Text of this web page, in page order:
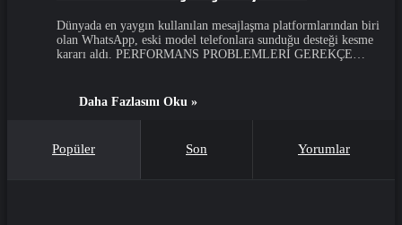
Dünyada en yaygın kullanılan mesajlaşma platformlarından biri
olan WhatsApp, eski model telefonlara sunduğu desteği kesme
kararı aldı. PERFORMANS PROBLEMLERİ GEREKÇE…
Daha Fazlasını Oku »
Popüler Son Yorumlar